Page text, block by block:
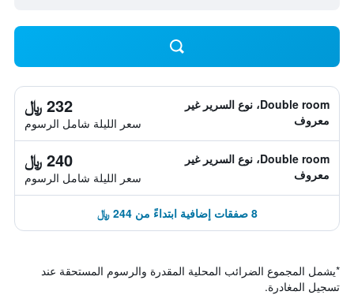
Double room، نوع السرير غير
معروف
232 ﷼
سعر الليلة شامل الرسوم
Double room، نوع السرير غير
معروف
240 ﷼
سعر الليلة شامل الرسوم
8 صفقات إضافية ابتداءً من 244 ﷼
*يشمل المجموع الضرائب المحلية المقدرة والرسوم المستحقة عند
تسجيل المغادرة.